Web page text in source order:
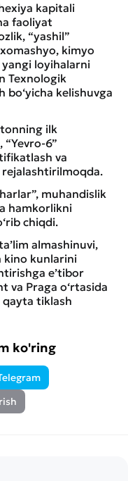
kapitali
faoliyat
“yashil”
kimyo
loyihalarni
Texnologik
kelishuvga
ilk
6”
va
muhandislik
hamkorlikni
chiqdi.
almashinuvi,
kino kunlarini
e’tibor
va Praga o‘rtasida
qayta tiklash
ko'ring